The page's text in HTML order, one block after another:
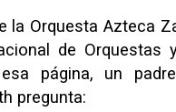
la Orquesta Azteca
de Orquestas
esa página, un
pregunta: